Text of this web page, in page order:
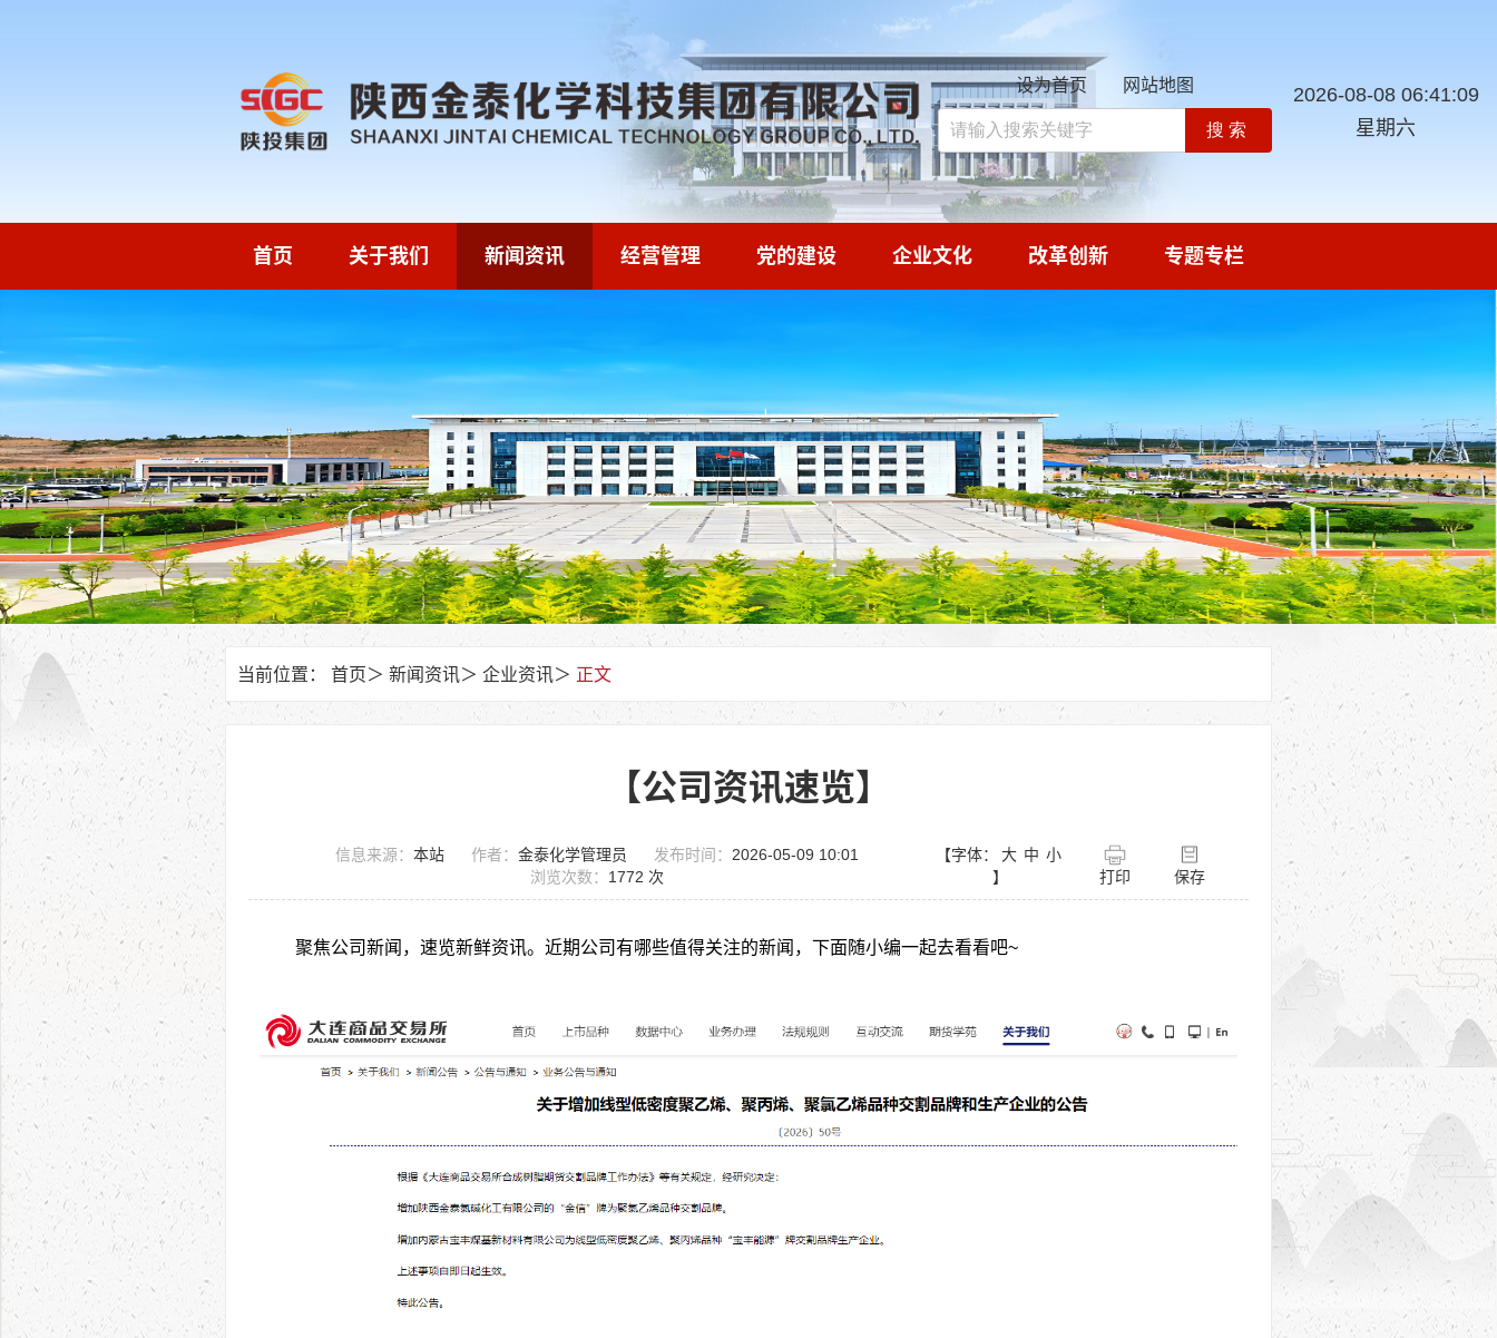
设为首页 网站地图
搜索
2026-08-08 06:41:11
星期六
首页 关于我们 新闻资讯 经营管理 党的建设 企业文化 改革创新 专题专栏
当前位置： 首页＞ 新闻资讯＞ 企业资讯＞ 正文
【公司资讯速览】
信息来源： 本站 作者： 金泰化学管理员 发布时间： 2026-05-09 10:01
浏览次数： 1772 次
【字体： 大 中 小
】
打印 保存
聚焦公司新闻，速览新鲜资讯。近期公司有哪些值得关注的新闻，下面随小编一起去看看吧~